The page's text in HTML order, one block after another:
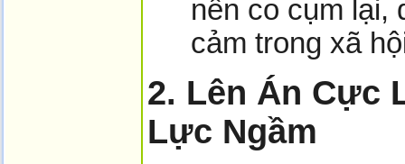
nên co cụm lại,
cảm trong xã
2. Lên Án Cực
Lực Ngầm